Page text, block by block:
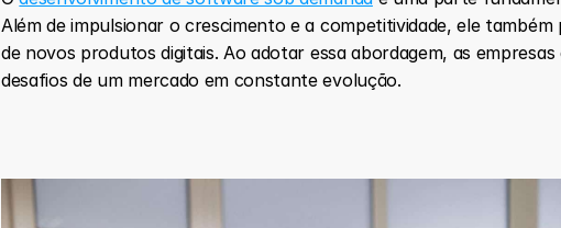
Além de impulsionar o crescimento e a competitividade, ele
de novos produtos digitais. Ao adotar essa abordagem, as
desafios de um mercado em constante evolução.